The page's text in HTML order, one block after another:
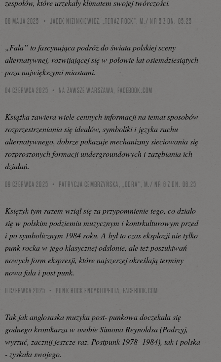
zespołów, które urzekały klimatem swojej twórczości.
06 MAJA 2025 JACEK NIZINKIEWICZ, „TERAZ ROCK”, M./ NR 5 Z DN. 05.25
„Fala” to fascynująca podróż do świata polskiej sceny
alternatywnej, rozwijającej się w połowie lat osiemdziesiątych
poza największymi miastami.
04 CZERWCA 2025 NA ZAWSZE WARSZAWA, FACEBOOK.COM
Książka zawiera wiele cennych informacji na temat sposobów
rozprzestrzeniania się ideałów, symboliki i języka ruchu
alternatywnego, dobrze pokazuje mechanizmy sieciowania się
rozproszonych formacji undergroundowych i zazębiania ich
działań.
09 CZERWCA 2025 PATRYCJA CEMBRZYŃSKA, „ODRA”, M./ NR 6 Z DN. 06.25
Księżyk tym razem wziął się za przypomnienie tego, co działo
się w polskim podziemiu muzycznym i kontrkulturowym przed
i po symbolicznym 1984 roku. A był to czas eksplozji nie tylko
punk rocka w jego klasycznej odsłonie, ale też poszukiwań
nowych form ekspresji, które najszerzej określają terminy
nowa fala i post punk.
11 CZERWCA 2025 PUNK ROCK ENCYKLOPEDIA, FACEBOOK.COM
Tak jak anglosaska muzyka post- punkowa doczekała się
godnego kronikarza w osobie Simona Reynoldsa (Podrzyj,
wyrzuć, zacznij jeszcze raz. Postpunk 1978- 1984), tak i polska
- zyskała swojego.